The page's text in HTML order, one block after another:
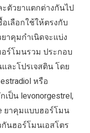
ตัวยาแตกต่างกันไป
เลือกใช้ให้ตรงกับ
าคุมกำเนิดจะแบ่ง
ร์โมนรวม ประกอบ
ละโปรเจสติน โดย
หรือ
ป็น levonorgestrel,
ยาคุมแบบฮอร์โมน
นฮอร์โมนเอสโตร